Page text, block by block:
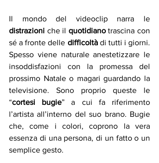
distrazioni che il quotidiano trascina con
sé a fronte delle difficoltà di tutti i giorni.
Spesso viene naturale anestetizzare le
insoddisfazioni con la promessa del
prossimo Natale o magari guardando la
televisione. Sono proprio queste le
“cortesi bugie” a cui fa riferimento
l’artista all’interno del suo brano. Bugie
che, come i colori, coprono la vera
essenza di una persona, di un fatto o un
semplice gesto.